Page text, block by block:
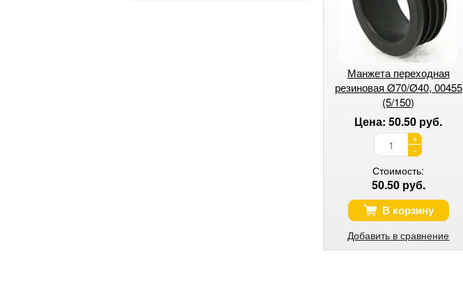
Манжета переходная
резиновая Ø70/Ø40, 00455
(5/150)
Цена: 50.50 руб.
+
-
Стоимость:
50.50 руб.
В корзину
Добавить в сравнение